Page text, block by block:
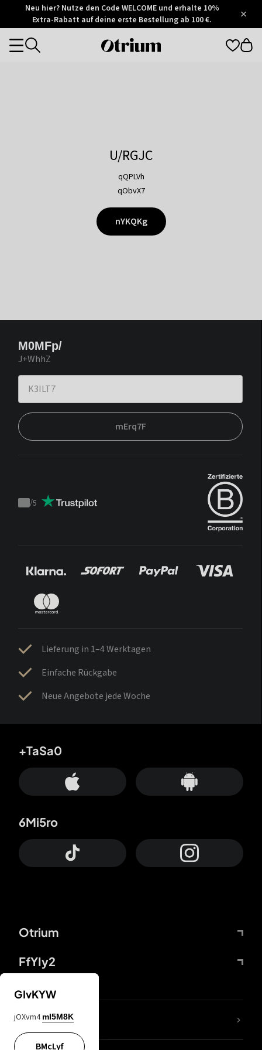
Otrium
Trustpilot
Neu hier? Nutze den Code WELCOME und erhalte 10%
Extra-Rabatt auf deine erste Bestellung ab 100 €.
Otrium
Categories
U/RGJC
qQPLVh
qObvX7
nYKQKg
M0MFp/
J+WhhZ
mErq7F
Trustpilot
/5
Lieferung in 1–4 Werktagen
Einfache Rückgabe
Neue Angebote jede Woche
Otrium
FfYIy2
+TaSa0
6Mi5ro
DDcvSo
GIvKYW
jOXvm4 mI5M8K
BMcLyf